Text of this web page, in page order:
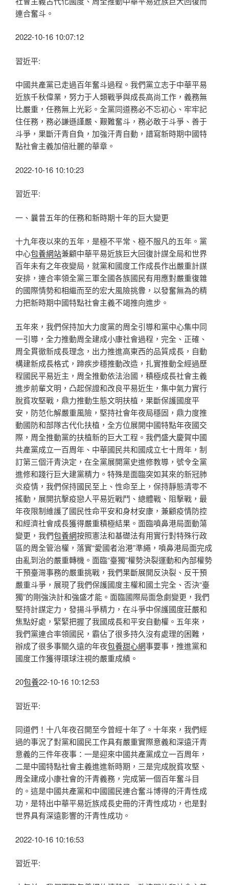
連合奮斗。
2022-10-16 10:07:12
習近平:
中國共產黨已走過百年奮斗過程。我們黨立志于中華平易
近族千秋偉業，努力于人類戰爭與成長高尚工作，義務無
比嚴重，任務無上光彩。全黨同道務必不忘初心、牢牢記
住任務，務必謙遜謹嚴、艱難奮斗，務必敢于斗爭、善于
斗爭，果斷汗青自負，加強汗青自動，譜寫新時期中國特
點社會主義加倍壯麗的華章。
2022-10-16 10:10:23
習近平:
一、曩昔五年的任務和新時期十年的巨大變更
十九年夜以來的五年，是極不平常、極不服凡的五年。黨
中心包養網站兼顧中華平易近族巨大回復計謀全局和世界
百年未有之年夜變局，就黨和國度工作成長作出嚴重計謀
安排，連合率領全黨三軍全國各族國民有用應對嚴重復雜
的國際情勢和相繼而至的宏大風險挑釁，以發奮無為的精
力把新時期中國特點社會主義不竭推向進步。
五年來，我們保持加大力度黨的周全引導和黨中心集中同
一引導，全力推動周全建成小康社會過程，完全、正確、
周全貫徹新成長理念，出力推進高東西的品質成長，自動
構建新成長格式，蹄疾步穩推動改造，扎實推動全經過歷
程國民平易近主，周全推動依法治國，積極成長社會主義
進步前輩文明，凸起保證和改良平易近生，集中氣力實行
脫貧攻堅戰，鼎力推動生態文明扶植，果斷保護國度平
安，防范化解嚴重風險，堅持社會年夜局穩固，鼎力度推
動國防和部隊古代化扶植，全方位展開中國特點年夜國交
際，周全推動黨的扶植新的巨大工程。我們盛大慶賀中國
共產黨成立一百周年、中華國民共和國成立七十周年，制
訂第三個汗青決定，在全黨展開黨史進修教導，號令全黨
進修和踐行巨大建黨精力。特殊是面臨突如其來的新冠肺
炎疫情，我們保持國民至上、性命至上，保持靜態清零不
搖動，展開抗擊疫戀人平易近戰鬥、總體戰、阻擊戰，最
年夜限制維護了國民性命平安和身材安康，兼顧疫情防控
和經濟社會成長獲得嚴重積極結果。面臨噴鼻港局面動蕩
變更，我們包養網按照憲法和基礎法有用實行對特殊行政
區的周全管治權，落實“愛國者治港”準繩，噴鼻港局面完成
由亂到治的嚴重轉機。面臨“臺獨”權勢決裂運動和內部權勢
干預臺灣事務的嚴重挑戰，我們果斷展開反決裂、反干預
嚴重斗爭，展現了我們保護國度主權和國土完全、否決“臺
獨”的剛強決計和強盛才能。面臨國際局面急劇變更，我們
堅持計謀定力，發揚斗爭精力，在斗爭中保護國度莊嚴和
焦點好處，緊緊把握了我國成長和平安自動權。五年來，
我們黨連合率領國民，霸佔了很多持久沒有處理的困難，
辦成了很多事關久遠的年夜包養甜心網事要事，推進黨和
國度工作獲得環球注視的嚴重成績。
20包養22-10-16 10:12:53
習近平:
同道們！十八年夜召開至今曾經十年了。十年來，我們經
過的事況了對黨和國民工作具有嚴重實際意義和深遠汗青
意義的三件年夜事：一是迎來中國共產黨成立一百周年，
二是中國特點社會主義進進新時期，三是完成脫貧攻堅、
周全建成小康社會的汗青義務，完成第一個百年奮斗目
的。這是中國共產黨和中國國民連合奮斗博得的汗青性成
功，是特出中華平易近族成長史冊的汗青性成功，也是對
世界具有深遠影響的汗青性成功。
2022-10-16 10:16:53
習近平: